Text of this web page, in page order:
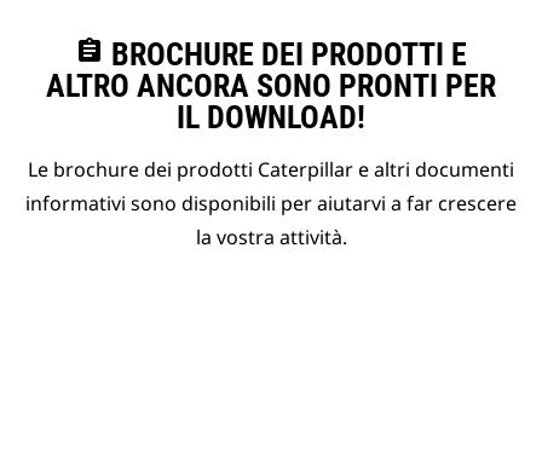
assignment BROCHURE DEI PRODOTTI E
ALTRO ANCORA SONO PRONTI PER
IL DOWNLOAD!
Le brochure dei prodotti Caterpillar e altri documenti
informativi sono disponibili per aiutarvi a far crescere
la vostra attività.